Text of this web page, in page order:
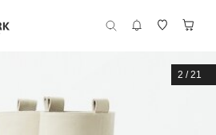
2 /21